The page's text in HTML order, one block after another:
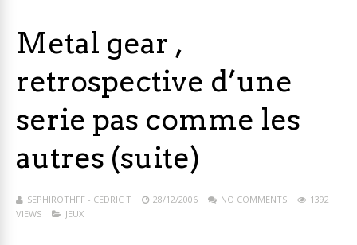
Metal gear ,
retrospective d’une
serie pas comme les
autres (suite)
SEPHIROTHFF - CEDRIC T 28/12/2006 NO COMMENTS
1392
VIEWS
JEUX